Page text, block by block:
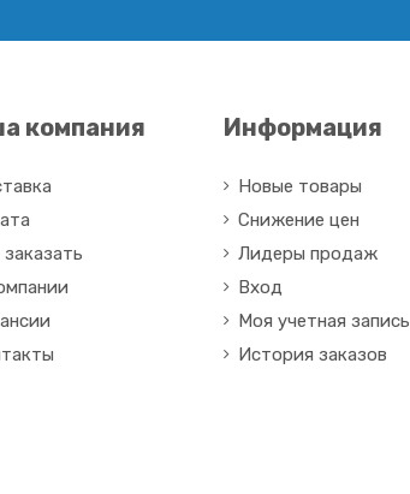
компания
заказать
Информация
Новые товары
Снижение цен
Лидеры продаж
Вход
Моя учетная запись
История заказов